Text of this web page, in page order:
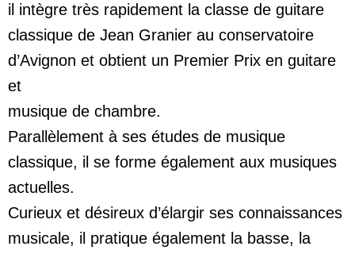
il intègre très rapidement la classe de guitare
classique de Jean Granier au conservatoire
d’Avignon et obtient un Premier Prix en guitare
et
musique de chambre.
Parallèlement à ses études de musique
classique, il se forme également aux musiques
actuelles.
Curieux et désireux d’élargir ses connaissances
musicale, il pratique également la basse, la